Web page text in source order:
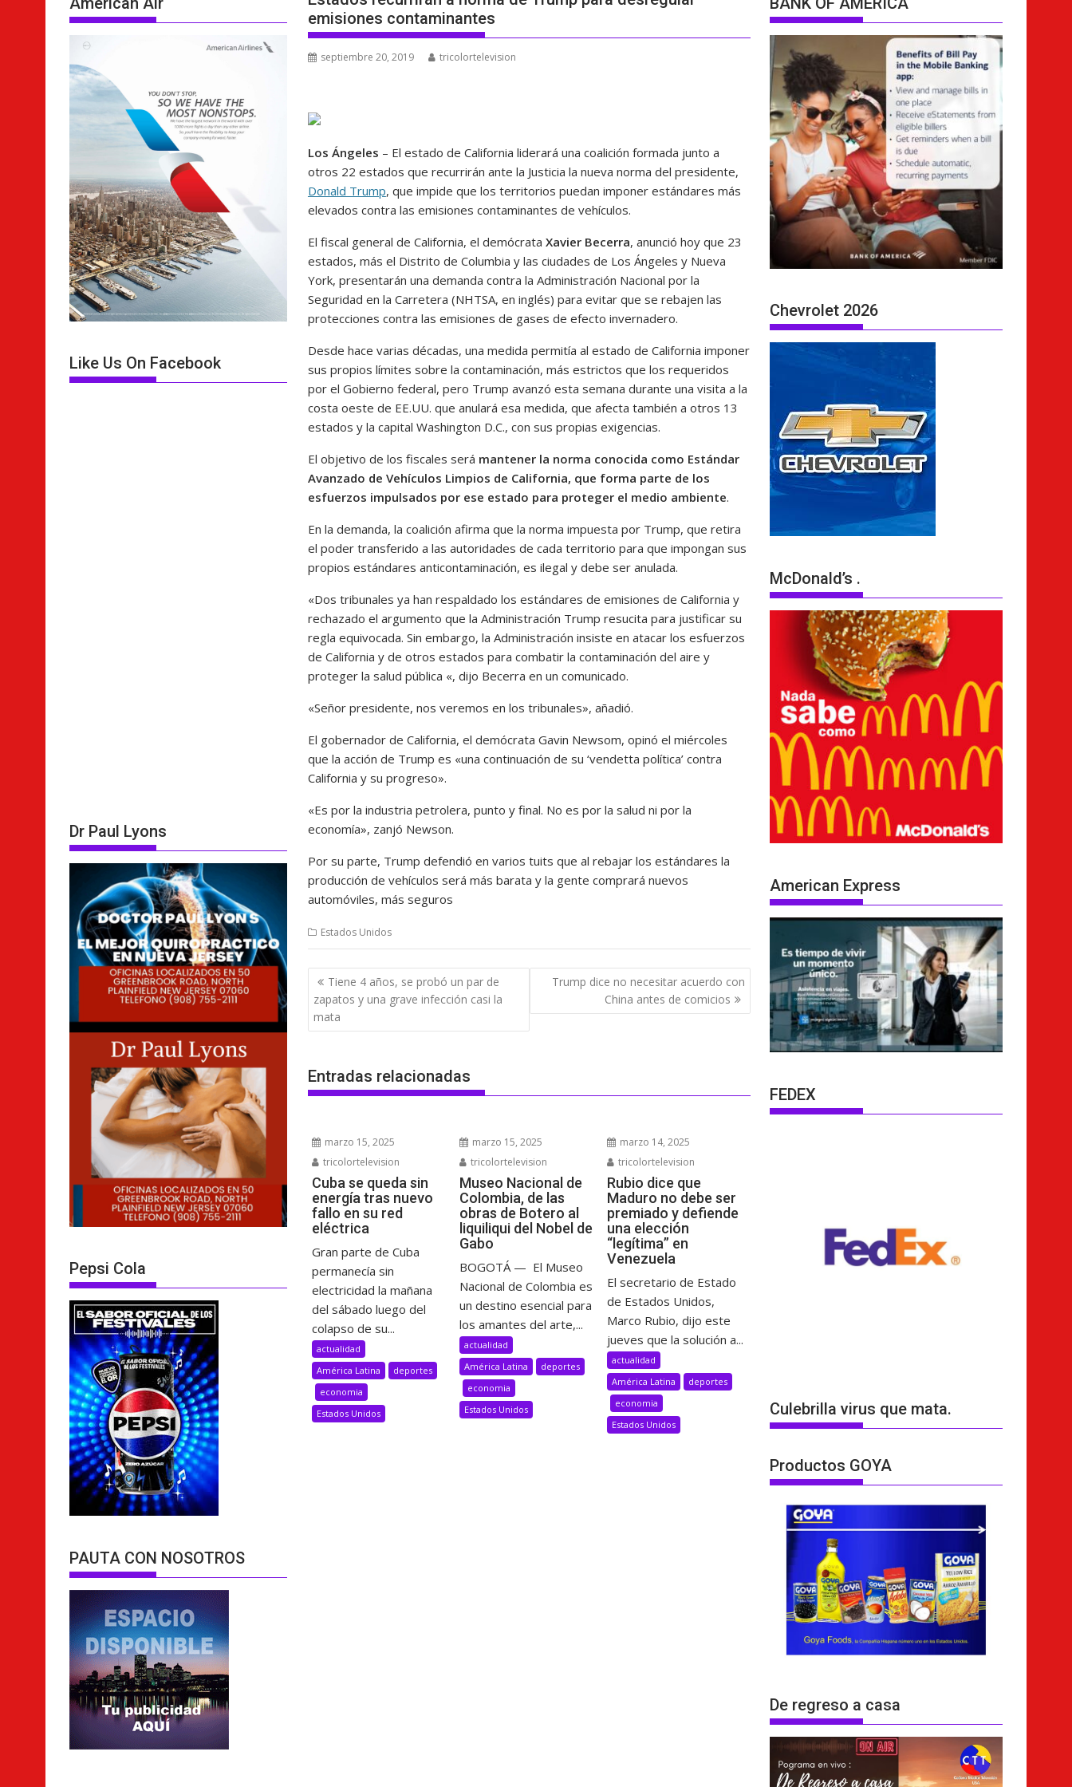
emisiones contaminantes
septiembre 20, 2019 tricolortelevision
Los Ángeles – El estado de California liderará una coalición formada junto a
otros 22 estados que recurrirán ante la Justicia la nueva norma del presidente,
Donald Trump, que impide que los territorios puedan imponer estándares más
elevados contra las emisiones contaminantes de vehículos.
El fiscal general de California, el demócrata Xavier Becerra, anunció hoy que 23
estados, más el Distrito de Columbia y las ciudades de Los Ángeles y Nueva
York, presentarán una demanda contra la Administración Nacional por la
Seguridad en la Carretera (NHTSA, en inglés) para evitar que se rebajen las
protecciones contra las emisiones de gases de efecto invernadero.
Desde hace varias décadas, una medida permitía al estado de California imponer
sus propios límites sobre la contaminación, más estrictos que los requeridos
por el Gobierno federal, pero Trump avanzó esta semana durante una visita a la
costa oeste de EE.UU. que anulará esa medida, que afecta también a otros 13
estados y la capital Washington D.C., con sus propias exigencias.
El objetivo de los fiscales será mantener la norma conocida como Estándar
Avanzado de Vehículos Limpios de California, que forma parte de los
esfuerzos impulsados por ese estado para proteger el medio ambiente.
En la demanda, la coalición afirma que la norma impuesta por Trump, que retira
el poder transferido a las autoridades de cada territorio para que impongan sus
propios estándares anticontaminación, es ilegal y debe ser anulada.
«Dos tribunales ya han respaldado los estándares de emisiones de California y
rechazado el argumento que la Administración Trump resucita para justificar su
regla equivocada. Sin embargo, la Administración insiste en atacar los esfuerzos
de California y de otros estados para combatir la contaminación del aire y
proteger la salud pública «, dijo Becerra en un comunicado.
«Señor presidente, nos veremos en los tribunales», añadió.
El gobernador de California, el demócrata Gavin Newsom, opinó el miércoles
que la acción de Trump es «una continuación de su ‘vendetta política’ contra
California y su progreso».
«Es por la industria petrolera, punto y final. No es por la salud ni por la
economía», zanjó Newson.
Por su parte, Trump defendió en varios tuits que al rebajar los estándares la
producción de vehículos será más barata y la gente comprará nuevos
automóviles, más seguros
Estados Unidos
Navegación
de
entradas
Tiene 4 años, se probó un par de
zapatos y una grave infección casi la
mata
Trump dice no necesitar acuerdo con
China antes de comicios
Entradas relacionadas
marzo 15, 2025
tricolortelevision
Cuba se queda sin
energía tras nuevo
fallo en su red
eléctrica
Gran parte de Cuba
permanecía sin
electricidad la mañana
del sábado luego del
colapso de su...
actualidad
América Latina
deportes
economia
Estados Unidos
marzo 15, 2025
tricolortelevision
Museo Nacional de
Colombia, de las
obras de Botero al
liquiliqui del Nobel de
Gabo
BOGOTÁ — El Museo
Nacional de Colombia es
un destino esencial para
los amantes del arte,...
actualidad
América Latina
deportes
economia
Estados Unidos
marzo 14, 2025
tricolortelevision
Rubio dice que
Maduro no debe ser
premiado y defiende
una elección
“legítima” en
Venezuela
El secretario de Estado
de Estados Unidos,
Marco Rubio, dijo este
jueves que la solución a...
actualidad
América Latina
deportes
economia
Estados Unidos
Like Us On Facebook
Dr Paul Lyons
Pepsi Cola
PAUTA CON NOSOTROS
Chevrolet 2026
McDonald’s .
American Express
FEDEX
Culebrilla virus que mata.
Productos GOYA
De regreso a casa